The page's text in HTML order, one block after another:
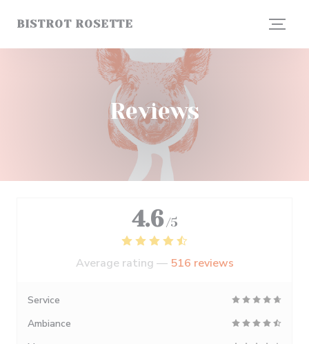
BISTROT ROSETTE
Reviews
4.6 /5
Average rating — 516 reviews
Service
Ambiance